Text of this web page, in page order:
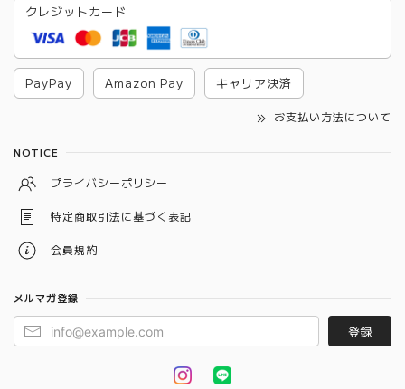
クレジットカード
PayPay Amazon Pay キャリア決済
お支払い方法について
NOTICE
プライバシーポリシー
特定商取引法に基づく表記
会員規約
メルマガ登録
登録